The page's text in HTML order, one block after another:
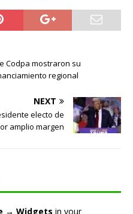
Codpa mostraron su
regional
NEXT
electo de
amplio margen
→ Widgets in your